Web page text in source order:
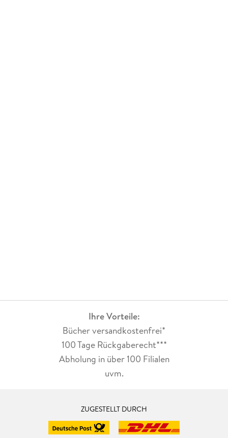
Ihre Vorteile:
Bücher versandkostenfrei*
100 Tage Rückgaberecht***
Abholung in über 100 Filialen
uvm.
ZUGESTELLT DURCH